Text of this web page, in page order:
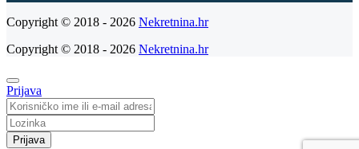
Copyright © 2018 - 2026 Nekretnina.hr
Copyright © 2018 - 2026 Nekretnina.hr
Prijava
Prijava